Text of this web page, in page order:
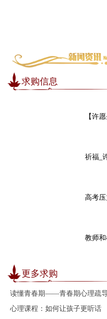
求购信息
【许
祈福_
高考
教师
更多求购
读懂青春期——青春期心理疏
心理课程：如何让孩子更听话